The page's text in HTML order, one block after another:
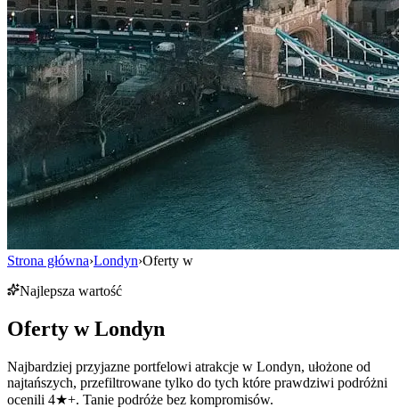
Strona główna›Londyn›Oferty w
Najlepsza wartość
Oferty w Londyn
Najbardziej przyjazne portfelowi atrakcje w Londyn, ułożone od
najtańszych, przefiltrowane tylko do tych które prawdziwi podróżni
ocenili 4★+. Tanie podróże bez kompromisów.